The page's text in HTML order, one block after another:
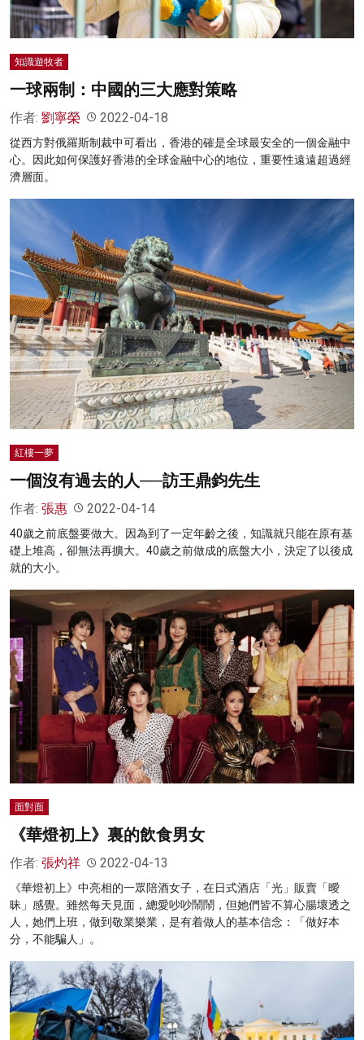
知識遊牧者
一球兩制：中國的三大應對策略
作者: 劉寧榮 2022-04-18
從西方對俄羅斯制裁中可看出，香港的確是全球最安全的一個金融中
心。因此如何保護好香港的全球金融中心的地位，重要性遠遠超過經
濟層面。
紅樓一夢
一個沒有過去的人──訪王鼎鈞先生
作者: 張惠 2022-04-14
40歲之前底盤要做大。因為到了一定年齡之後，知識就只能在原有基
礎上堆高，卻無法再擴大。40歲之前做成的底盤大小，決定了以後成
就的大小。
面對面
《華燈初上》裏的飲食男女
作者: 張灼祥 2022-04-13
《華燈初上》中亮相的一眾陪酒女子，在日式酒店「光」販賣「曖
昧」感覺。雖然每天見面，總愛吵吵鬧鬧，但她們皆不算心腸壞透之
人，她們上班，做到敬業樂業，是有着做人的基本信念：「做好本
分，不能騙人」。